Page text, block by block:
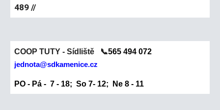
489 //
COOP TUTY - Sídliště 📞565 494 072
jednota@sdkamenice.cz
PO - Pá - 7 - 18; So 7- 12; Ne 8 - 11